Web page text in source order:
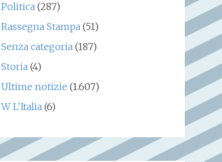
Politica(287)
Rassegna Stampa(51)
Senza categoria(187)
Storia(4)
Ultime notizie (1.607)
W L'Italia(6)